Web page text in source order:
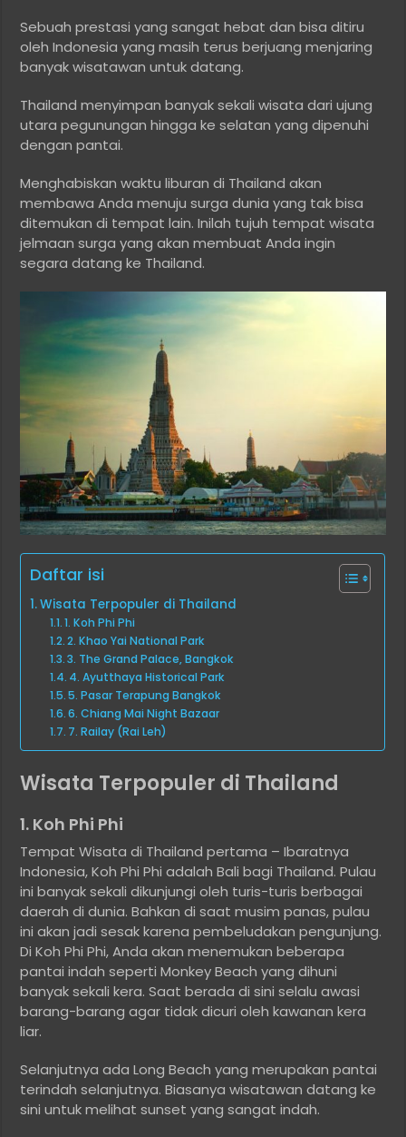
Sebuah prestasi yang sangat hebat dan bisa ditiru
oleh Indonesia yang masih terus berjuang menjaring
banyak wisatawan untuk datang.
Thailand menyimpan banyak sekali wisata dari ujung
utara pegunungan hingga ke selatan yang dipenuhi
dengan pantai.
Menghabiskan waktu liburan di Thailand akan
membawa Anda menuju surga dunia yang tak bisa
ditemukan di tempat lain. Inilah tujuh tempat wisata
jelmaan surga yang akan membuat Anda ingin
segara datang ke Thailand.
Daftar isi
Wisata Terpopuler di Thailand
1. Koh Phi Phi
2. Khao Yai National Park
3. The Grand Palace, Bangkok
4. Ayutthaya Historical Park
5. Pasar Terapung Bangkok
6. Chiang Mai Night Bazaar
7. Railay (Rai Leh)
Wisata Terpopuler di Thailand
1. Koh Phi Phi
Tempat Wisata di Thailand pertama – Ibaratnya
Indonesia, Koh Phi Phi adalah Bali bagi Thailand. Pulau
ini banyak sekali dikunjungi oleh turis-turis berbagai
daerah di dunia. Bahkan di saat musim panas, pulau
ini akan jadi sesak karena pembeludakan pengunjung.
Di Koh Phi Phi, Anda akan menemukan beberapa
pantai indah seperti Monkey Beach yang dihuni
banyak sekali kera. Saat berada di sini selalu awasi
barang-barang agar tidak dicuri oleh kawanan kera
liar.
Selanjutnya ada Long Beach yang merupakan pantai
terindah selanjutnya. Biasanya wisatawan datang ke
sini untuk melihat sunset yang sangat indah.